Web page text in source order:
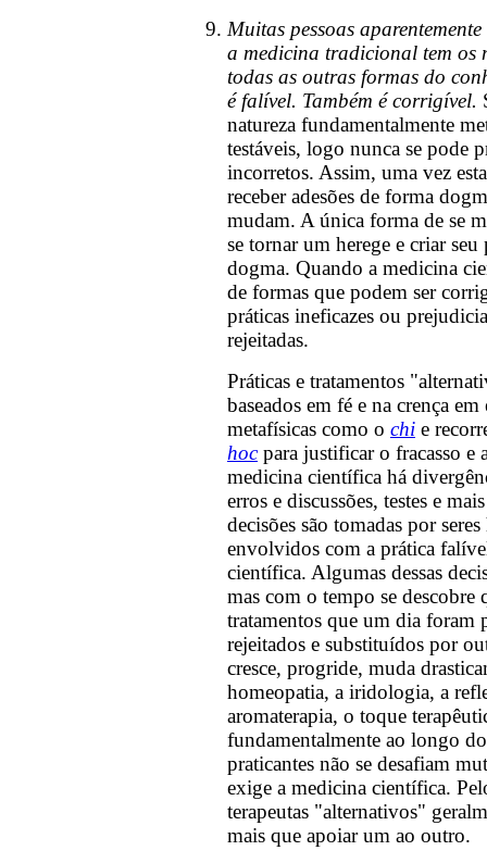
Muitas pessoas
a medicina tradicional tem os
todas as outras formas do
é falível. Também é corrigível.
natureza fundamentalmente
testáveis, logo nunca se pode
incorretos. Assim, uma vez
receber adesões de forma
mudam. A única forma de se
se tornar um herege e criar
dogma. Quando a medicina
de formas que podem ser
práticas ineficazes ou
rejeitadas.
Práticas e tratamentos
baseados em fé e na crença em
metafísicas como o chi e
hocpara justificar o fracasso e
medicina científica há
erros e discussões, testes e
decisões são tomadas por
envolvidos com a prática
científica. Algumas dessas
mas com o tempo se descobre
tratamentos que um dia foram
rejeitados e substituídos por
cresce, progride, muda
homeopatia, a iridologia, a
aromaterapia, o toque
fundamentalmente ao longo
praticantes não se desafiam
exige a medicina científica.
terapeutas "alternativos"
mais que apoiar um ao outro.